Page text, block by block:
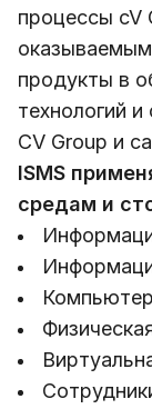
процессы cV
продукты в
технологий
CV Group и
ISMS
средам и